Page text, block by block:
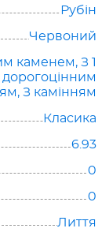
Рубін
Червоний
каменем, З 1
дорогоцінним
, З камінням
Класика
6.93
0
0
Лиття